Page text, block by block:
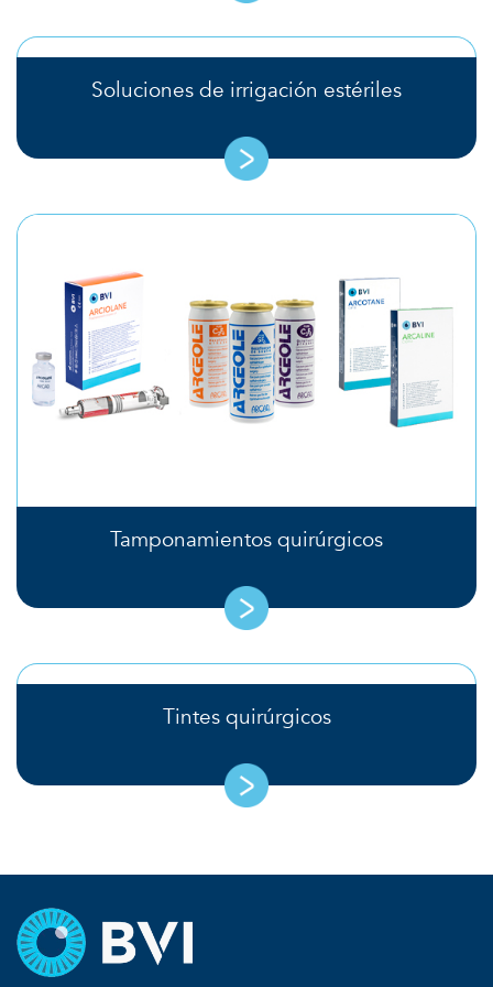
Soluciones de irrigación estériles
Tamponamientos quirúrgicos
Tintes quirúrgicos